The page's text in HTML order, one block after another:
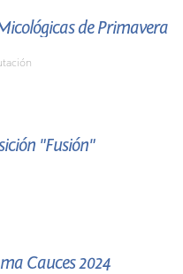
de Primavera
"Fusión"
Cauces 2024